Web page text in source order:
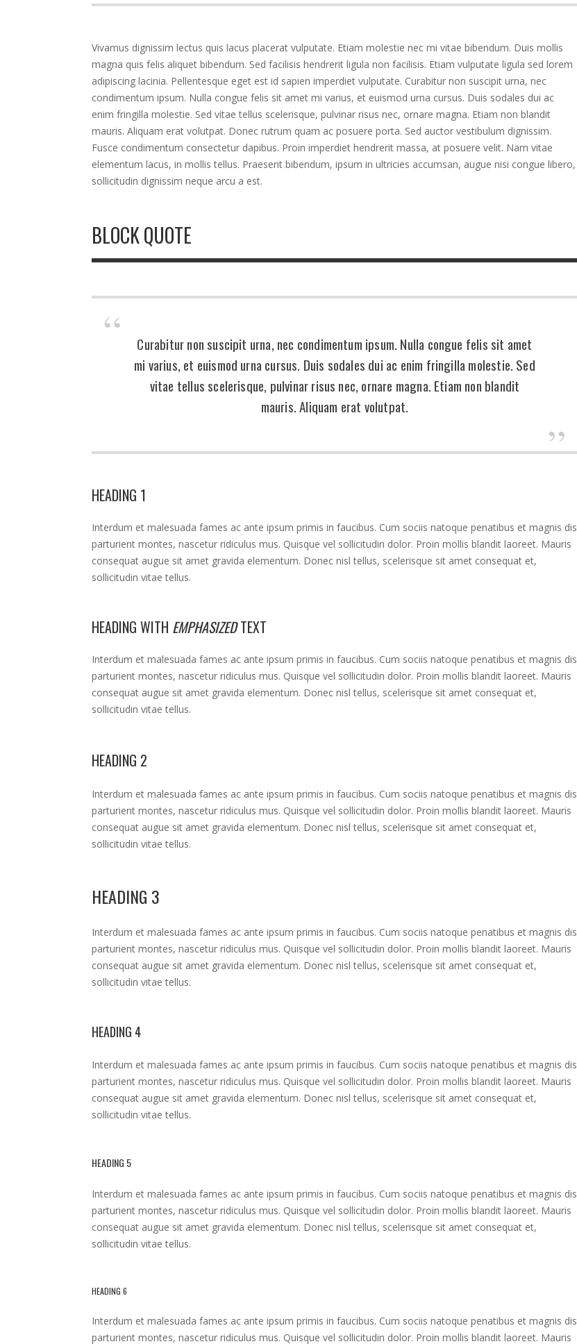
Vivamus dignissim lectus quis lacus placerat vulputate. Etiam molestie nec mi vitae bibendum. Duis mollis
magna quis felis aliquet bibendum. Sed facilisis hendrerit ligula non facilisis. Etiam vulputate ligula sed lorem
adipiscing lacinia. Pellentesque eget est id sapien imperdiet vulputate. Curabitur non suscipit urna, nec
condimentum ipsum. Nulla congue felis sit amet mi varius, et euismod urna cursus. Duis sodales dui ac
enim fringilla molestie. Sed vitae tellus scelerisque, pulvinar risus nec, ornare magna. Etiam non blandit
mauris. Aliquam erat volutpat. Donec rutrum quam ac posuere porta. Sed auctor vestibulum dignissim.
Fusce condimentum consectetur dapibus. Proin imperdiet hendrerit massa, at posuere velit. Nam vitae
elementum lacus, in mollis tellus. Praesent bibendum, ipsum in ultricies accumsan, augue nisi congue libero,
sollicitudin dignissim neque arcu a est.
BLOCK QUOTE
Curabitur non suscipit urna, nec condimentum ipsum. Nulla congue felis sit amet
mi varius, et euismod urna cursus. Duis sodales dui ac enim fringilla molestie. Sed
vitae tellus scelerisque, pulvinar risus nec, ornare magna. Etiam non blandit
mauris. Aliquam erat volutpat.
HEADING 1
Interdum et malesuada fames ac ante ipsum primis in faucibus. Cum sociis natoque penatibus et magnis dis
parturient montes, nascetur ridiculus mus. Quisque vel sollicitudin dolor. Proin mollis blandit laoreet. Mauris
consequat augue sit amet gravida elementum. Donec nisl tellus, scelerisque sit amet consequat et,
sollicitudin vitae tellus.
HEADING WITH EMPHASIZEDTEXT
Interdum et malesuada fames ac ante ipsum primis in faucibus. Cum sociis natoque penatibus et magnis dis
parturient montes, nascetur ridiculus mus. Quisque vel sollicitudin dolor. Proin mollis blandit laoreet. Mauris
consequat augue sit amet gravida elementum. Donec nisl tellus, scelerisque sit amet consequat et,
sollicitudin vitae tellus.
HEADING 2
Interdum et malesuada fames ac ante ipsum primis in faucibus. Cum sociis natoque penatibus et magnis dis
parturient montes, nascetur ridiculus mus. Quisque vel sollicitudin dolor. Proin mollis blandit laoreet. Mauris
consequat augue sit amet gravida elementum. Donec nisl tellus, scelerisque sit amet consequat et,
sollicitudin vitae tellus.
HEADING 3
Interdum et malesuada fames ac ante ipsum primis in faucibus. Cum sociis natoque penatibus et magnis dis
parturient montes, nascetur ridiculus mus. Quisque vel sollicitudin dolor. Proin mollis blandit laoreet. Mauris
consequat augue sit amet gravida elementum. Donec nisl tellus, scelerisque sit amet consequat et,
sollicitudin vitae tellus.
HEADING 4
Interdum et malesuada fames ac ante ipsum primis in faucibus. Cum sociis natoque penatibus et magnis dis
parturient montes, nascetur ridiculus mus. Quisque vel sollicitudin dolor. Proin mollis blandit laoreet. Mauris
consequat augue sit amet gravida elementum. Donec nisl tellus, scelerisque sit amet consequat et,
sollicitudin vitae tellus.
HEADING 5
Interdum et malesuada fames ac ante ipsum primis in faucibus. Cum sociis natoque penatibus et magnis dis
parturient montes, nascetur ridiculus mus. Quisque vel sollicitudin dolor. Proin mollis blandit laoreet. Mauris
consequat augue sit amet gravida elementum. Donec nisl tellus, scelerisque sit amet consequat et,
sollicitudin vitae tellus.
HEADING 6
Interdum et malesuada fames ac ante ipsum primis in faucibus. Cum sociis natoque penatibus et magnis dis
parturient montes, nascetur ridiculus mus. Quisque vel sollicitudin dolor. Proin mollis blandit laoreet. Mauris